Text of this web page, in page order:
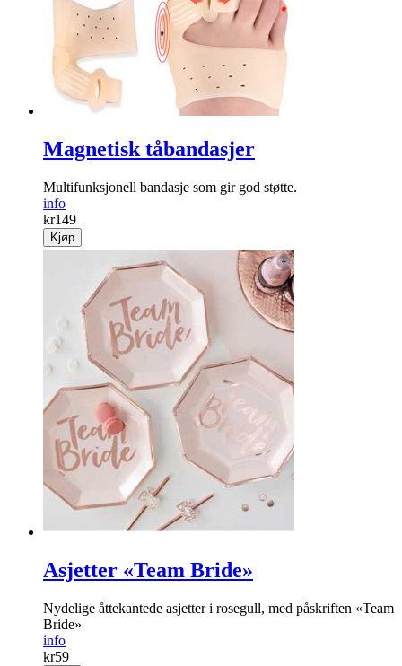
Magnetisk tåbandasjer
Multifunksjonell bandasje som gir god støtte.
info
kr149
Kjøp
Asjetter «Team Bride»
Nydelige åttekantede asjetter i rosegull, med påskriften «Team
Bride»
info
kr59